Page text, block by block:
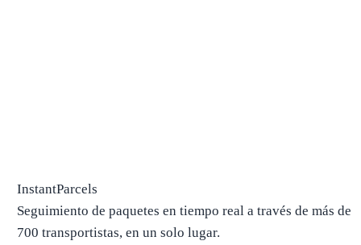
InstantParcels
Seguimiento de paquetes en tiempo real a través de más de
700 transportistas, en un solo lugar.